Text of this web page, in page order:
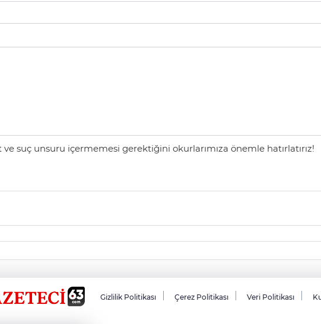
suç unsuru içermemesi gerektiğini okurlarımıza önemle hatırlatırız!
Gizlilik Politikası Çerez Politikası Veri Politikası